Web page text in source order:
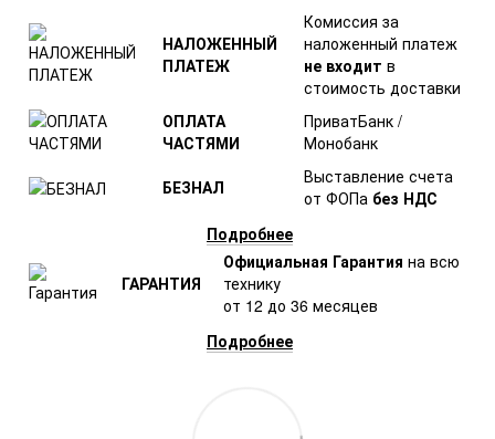
НАЛОЖЕННЫЙ
ПЛАТЕЖ
Комиссия за
наложенный платеж
не входит в
стоимость доставки
ОПЛАТА
ЧАСТЯМИ
ПриватБанк /
Монобанк
БЕЗНАЛ
Выставление счета
от ФОПа без НДС
Подробнее
ГАРАНТИЯ
Официальная Гарантия на всю
технику
от 12 до 36 месяцев
Подробнее